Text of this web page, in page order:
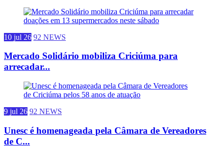
10 jul 26 92 NEWS
Mercado Solidário mobiliza Criciúma para
arrecadar...
9 jul 26 92 NEWS
Unesc é homenageada pela Câmara de Vereadores
de C...